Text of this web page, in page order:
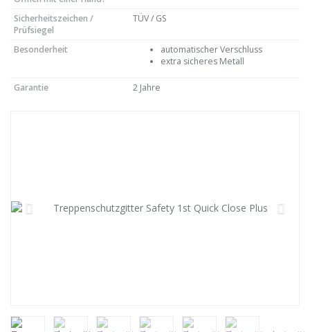
Sicherheitszeichen /
Prüfsiegel
TÜV / GS
Besonderheit
automatischer Verschluss
extra sicheres Metall
Garantie 2 Jahre